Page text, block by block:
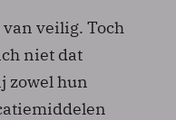
veilig. Toch
niet dat
zowel hun